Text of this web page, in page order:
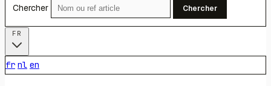
Chercher Chercher
fr nl en